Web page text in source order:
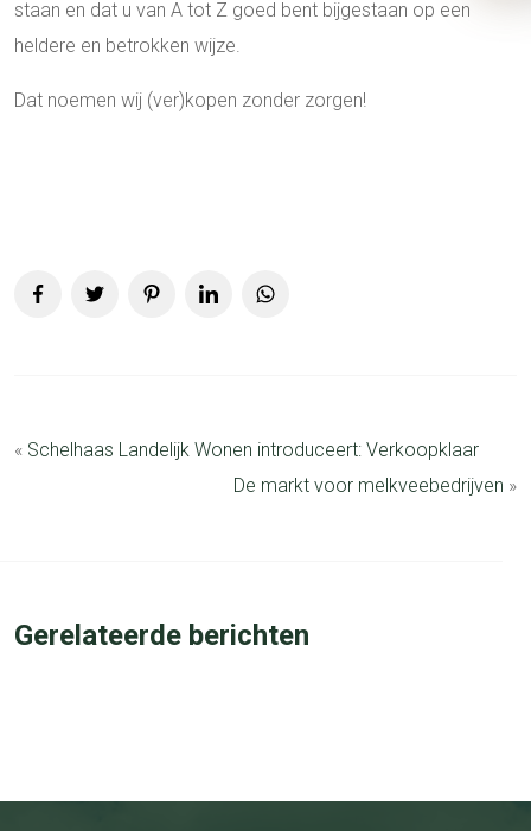
staan en dat u van A tot Z goed bent bijgestaan op een
heldere en betrokken wijze.
Dat noemen wij (ver)kopen zonder zorgen!
« Schelhaas Landelijk Wonen introduceert: Verkoopklaar
De markt voor melkveebedrijven »
Gerelateerde berichten